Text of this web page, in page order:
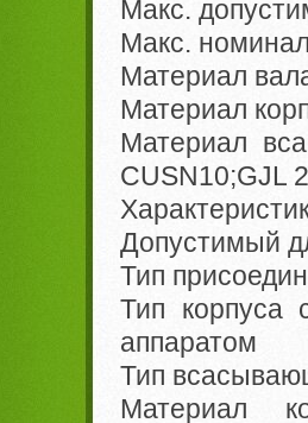
Макс.
Макс.
Материал
Материал
Материал
CUSN10;GJL
Допустимый
Тип
Тип
аппаратом
Тип